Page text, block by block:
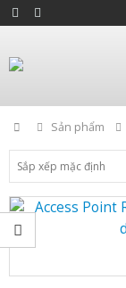
Home
Sản phẩm